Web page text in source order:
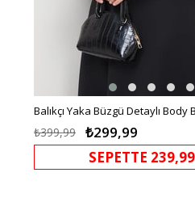
Balıkçı Yaka Büzgü Detaylı Body
₺299,99
₺399,99
SEPETTE